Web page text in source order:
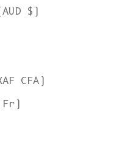
$)
CFA)
Fr)